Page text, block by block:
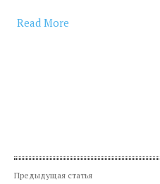
Read More
Предыдущая статья